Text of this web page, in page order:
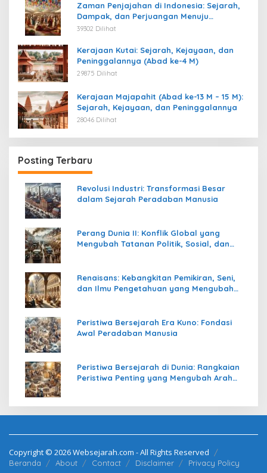
Zaman Penjajahan di Indonesia: Sejarah,
Dampak, dan Perjuangan Menuju
Kemerdekaan
39302 Dilihat
Kerajaan Kutai: Sejarah, Kejayaan, dan
Peninggalannya (Abad ke-4 M)
29875 Dilihat
Kerajaan Majapahit (Abad ke-13 M – 15 M):
Sejarah, Kejayaan, dan Peninggalannya
28046 Dilihat
Posting Terbaru
Revolusi Industri: Transformasi Besar
dalam Sejarah Peradaban Manusia
Perang Dunia II: Konflik Global yang
Mengubah Tatanan Politik, Sosial, dan
Renaisans: Kebangkitan Pemikiran, Seni,
dan Ilmu Pengetahuan yang Mengubah
Peristiwa Bersejarah Era Kuno: Fondasi
Awal Peradaban Manusia
Peristiwa Bersejarah di Dunia: Rangkaian
Peristiwa Penting yang Mengubah Arah
Copyright © 2026 Websejarah.com - All Rights Reserved
Beranda About Contact Disclaimer Privacy Policy